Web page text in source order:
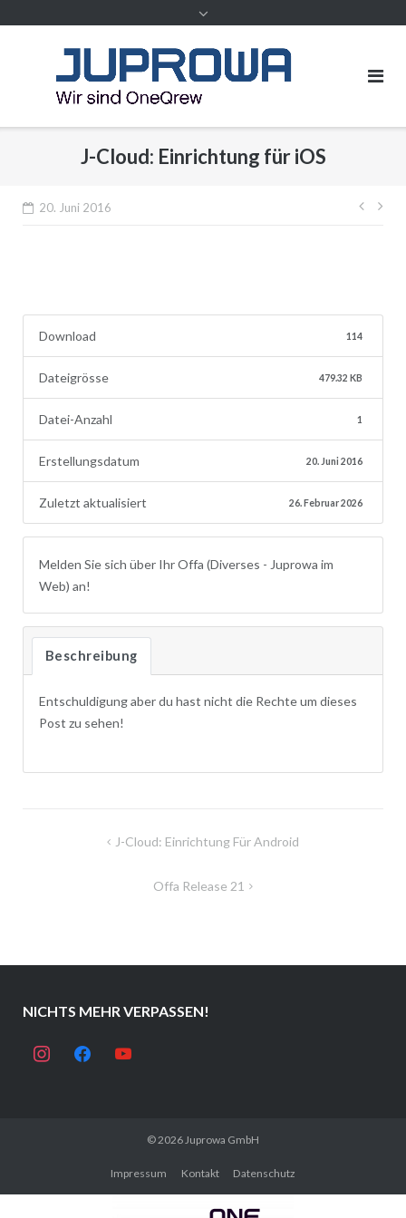
J-Cloud: Einrichtung für iOS
20. Juni 2016
Download 114
Dateigrösse 479.32 KB
Datei-Anzahl 1
Erstellungsdatum 20. Juni 2016
Zuletzt aktualisiert 26. Februar 2026
Melden Sie sich über Ihr Offa (Diverses - Juprowa im
Web) an!
Beschreibung
Entschuldigung aber du hast nicht die Rechte um dieses
Post zu sehen!
BeitragsnavigationJ-Cloud: Einrichtung Für Android
Offa Release 21
NICHTS MEHR VERPASSEN!
instagramfacebookyoutube
© 2026Juprowa GmbH
Impressum Kontakt Datenschutz